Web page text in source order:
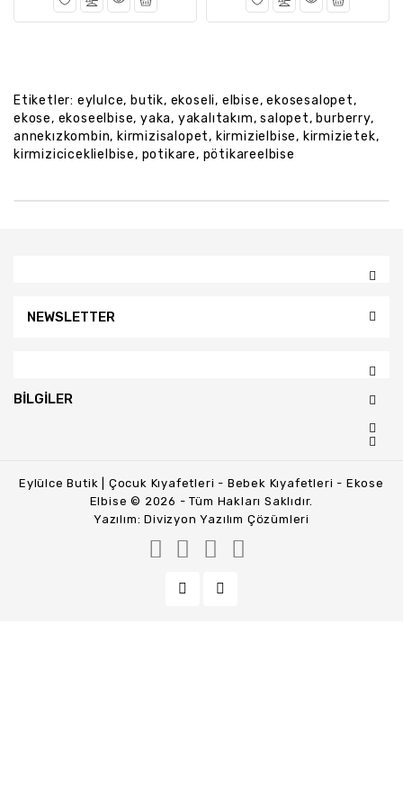
Etiketler: eylulce, butik, ekoseli, elbise,ekosesalopet,
ekose, ekoseelbise,yaka, yakalıtakım,salopet, burberry,
annekızkombin, kirmizisalopet, kirmizielbise, kirmizietek,
kirmiziciceklielbise, potikare, pötikareelbise
NEWSLETTER
BILGILER
Eylülce Butik | Çocuk Kıyafetleri - Bebek Kıyafetleri - Ekose
Elbise © 2026 - Tüm Hakları Saklıdır.
Yazılım:Divizyon Yazılım Çözümleri